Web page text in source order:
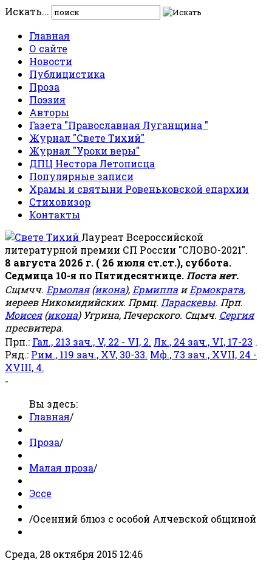
Искать...
Главная
О сайте
Новости
Публицистика
Проза
Поэзия
Авторы
Газета "Православная Луганщина "
Журнал "Свете Тихий"
Журнал "Уроки веры"
ДПЦ Нестора Летописца
Популярные записи
Храмы и святыни Ровеньковской епархии
Стиховизор
Контакты
Лауреат Всероссийской
литературной премии СП России "СЛОВО-2021".
8 августа 2026 г. ( 26 июля ст.ст.), суббота.
Седмица 10-я по Пятидесятнице. Поста нет.
Сщмчч. Ермолая(икона), Ермиппа иЕрмократа,
иереев Никомидийских. Прмц. Параскевы. Прп.
Моисея(икона) Угрина, Печерского. Сщмч. Сергия
пресвитера.
Прп.: Гал., 213 зач., V, 22 - VI, 2. Лк., 24 зач., VI, 17-23 .
Ряд.: Рим., 119 зач., XV, 30-33. Мф., 73 зач., XVII, 24 -
XVIII, 4.
-
Вы здесь:
Главная/
Проза/
Малая проза/
Эссе
/Осенний блюз с особой Алчевской общиной
Среда, 28 октября 2015 12:46